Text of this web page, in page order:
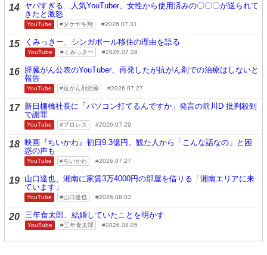
14 ヤバすぎる…人気YouTuber、女性から使用済みの〇〇〇が送られて
きたと激怒
YouTube タケヤキ翔 2026.07.31
15 くみっきー、シンガポール移住の理由を語る
YouTube くみっきー 2026.07.28
16 膵臓がん公表のYouTuber、再発したが抗がん剤での治療はしないと
報告
YouTube 抗がん剤治療 2026.07.27
17 新日棚橋社長に「パソコン打てるんですか」発言の前川D 批判殺到
で謝罪
YouTube プロレス 2026.07.29
18 映画『ちいかわ』初日9.3億円。観た人から「こんな話なの」と困
惑の声も
YouTube ちいかわ 2026.07.27
19 山口達也、湘南に家賃3万4000円の部屋を借りる「湘南エリアに来
ています」
YouTube 山口達也 2026.08.03
20 三年食太郎、結婚していたことを明かす
YouTube 三年食太郎 2026.08.05